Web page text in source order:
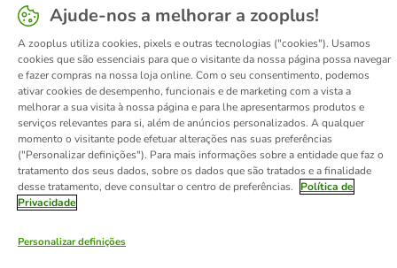
Contactos Custos de envio
Aviso legal
Condições gerais de utilização
Formulário de retratação
Métodos de pagamento
Quem somos DSA
Emprego
Política de privacidade
Website Corporativo
Declaração de acessibilidade
© zooplus SE2026
Ajude-nos a melhorar a zooplus!
A zooplus utiliza cookies, pixels e outras tecnologias ("cookies"). Usamos
cookies que são essenciais para que o visitante da nossa página possa navegar
e fazer compras na nossa loja online. Com o seu consentimento, podemos
ativar cookies de desempenho, funcionais e de marketing com a vista a
melhorar a sua visita à nossa página e para lhe apresentarmos produtos e
serviços relevantes para si, além de anúncios personalizados. A qualquer
momento o visitante pode efetuar alterações nas suas preferências
("Personalizar definições"). Para mais informações sobre a entidade que faz o
tratamento dos seus dados, sobre os dados que são tratados e a finalidade
desse tratamento, deve consultar o centro de preferências.
Política de
Privacidade
Personalizar definições